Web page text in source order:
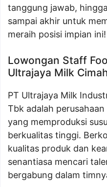
tanggung jawab,
sampai akhir untuk
meraih posisi impian ini!
Lowongan Staff
Ultrajaya Milk
PT Ultrajaya Milk
Tbk adalah
yang memproduksi
berkualitas tinggi.
kualitas produk dan
senantiasa mencari
bergabung dalam